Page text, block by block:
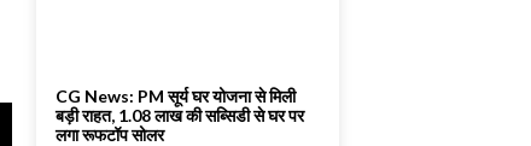
CG News: PM सूर्य घर योजना से मिली
बड़ी राहत, 1.08 लाख की सब्सिडी से घर पर
लगा रूफटॉप सोलर